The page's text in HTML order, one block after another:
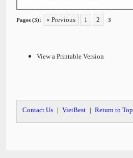
Pages (3): « Previous 1 2 3
View a Printable Version
Contact Us VietBest Return to Top